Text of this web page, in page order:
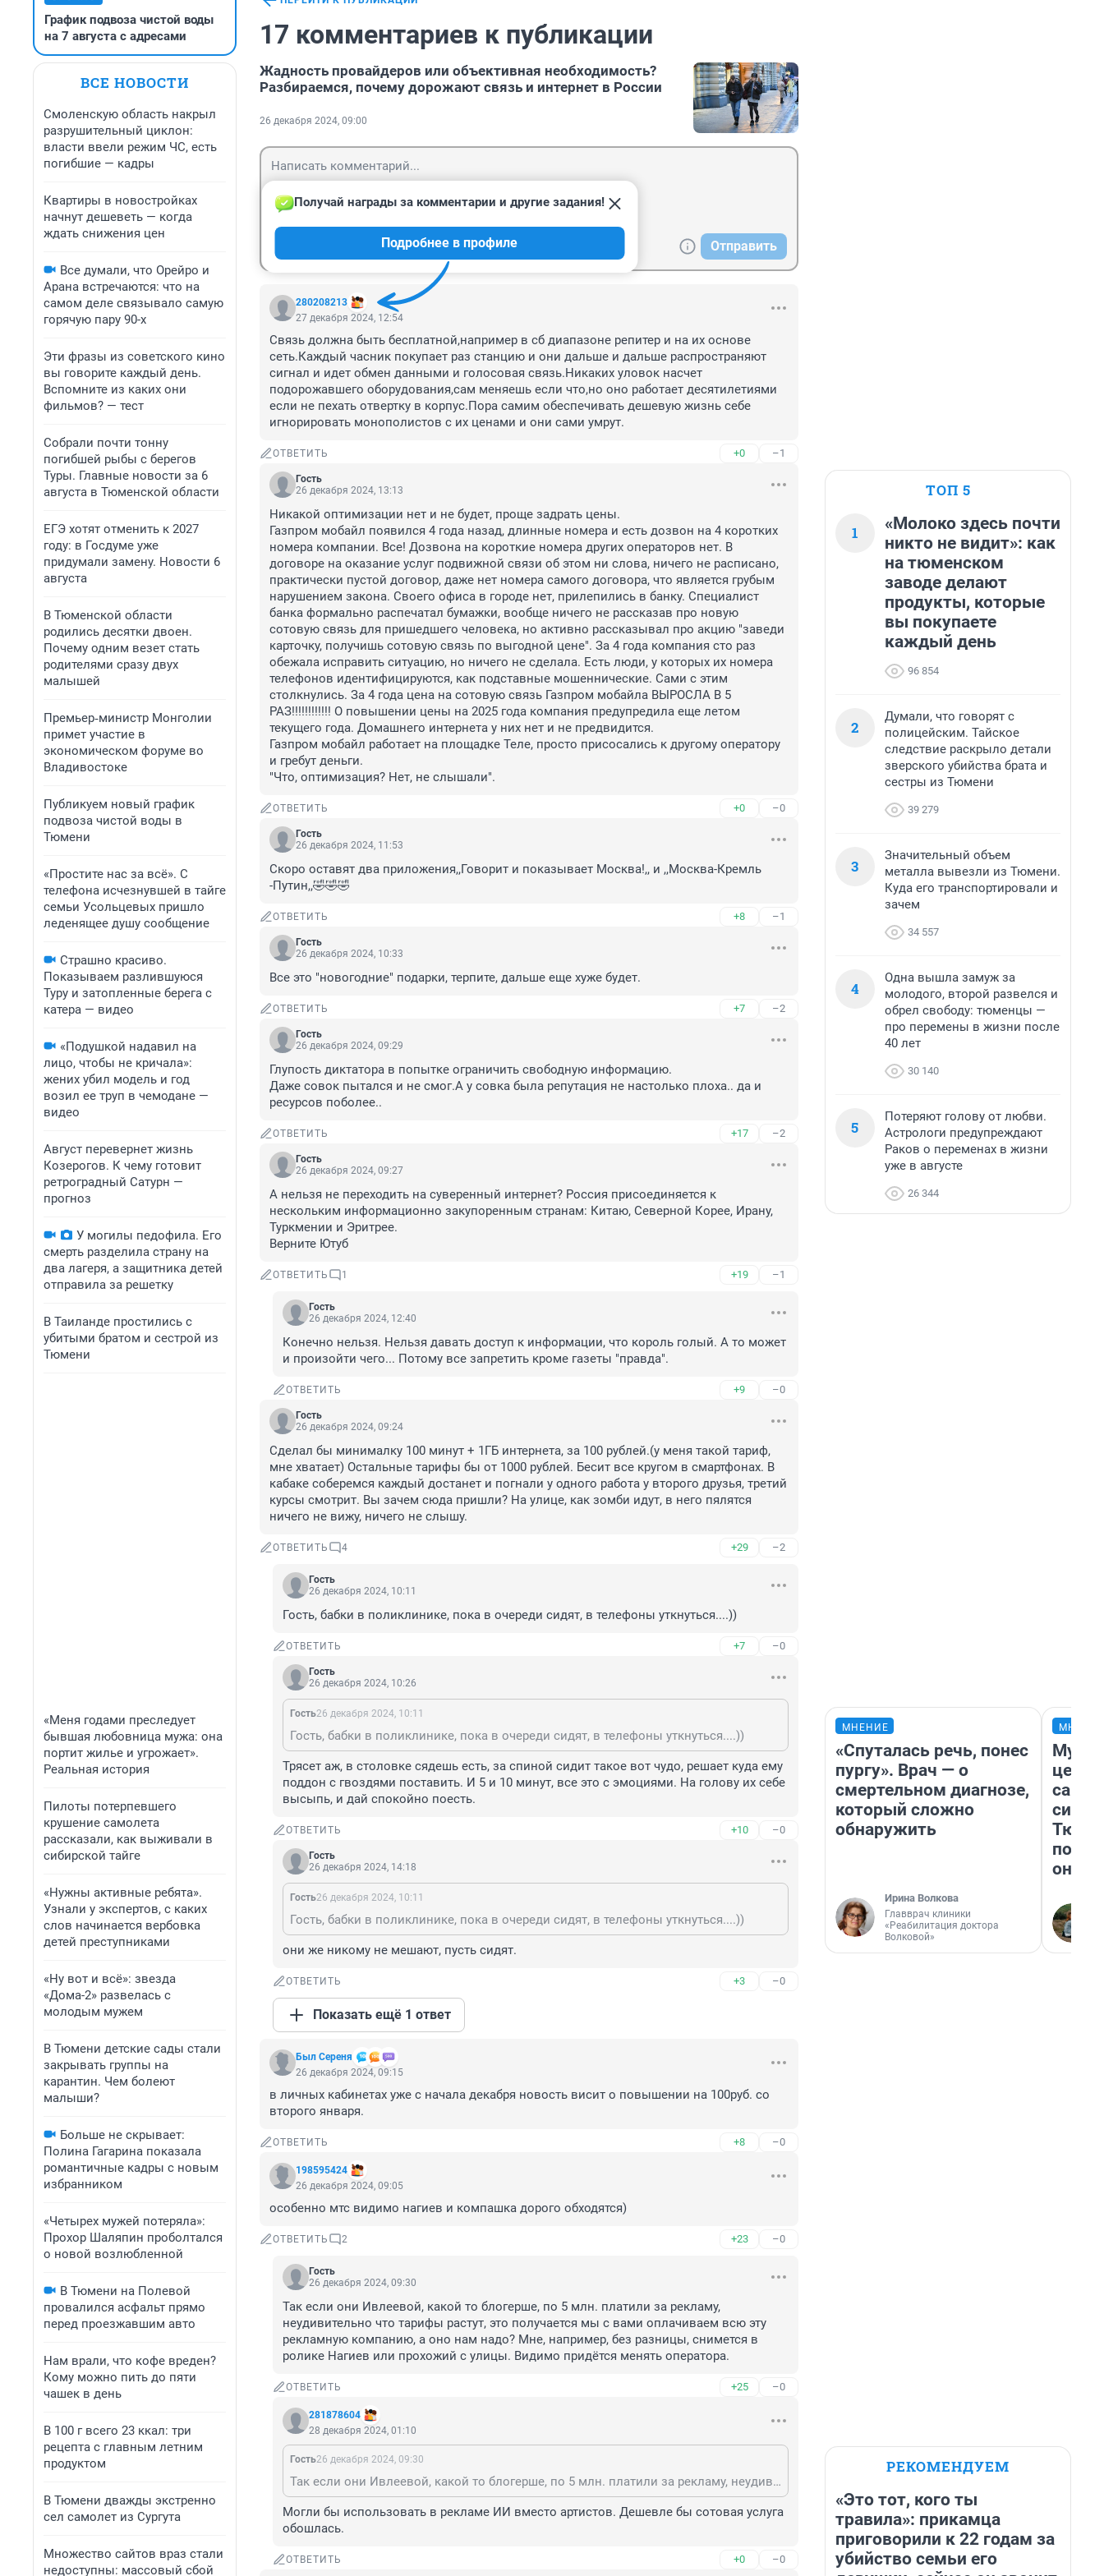
График подвоза чистой воды
на 7 августа с адресами
ВСЕ НОВОСТИ
Смоленскую область накрыл
разрушительный циклон:
власти ввели режим ЧС, есть
погибшие — кадры
Квартиры в новостройках
начнут дешеветь — когда
ждать снижения цен
Все думали, что Орейро и
Арана встречаются: что на
самом деле связывало самую
горячую пару 90-х
Эти фразы из советского кино
вы говорите каждый день.
Вспомните из каких они
фильмов? — тест
Собрали почти тонну
погибшей рыбы с берегов
Туры. Главные новости за 6
августа в Тюменской области
ЕГЭ хотят отменить к 2027
году: в Госдуме уже
придумали замену. Новости 6
августа
В Тюменской области
родились десятки двоен.
Почему одним везет стать
родителями сразу двух
малышей
Премьер‑министр Монголии
примет участие в
экономическом форуме во
Владивостоке
Публикуем новый график
подвоза чистой воды в
Тюмени
«Простите нас за всё». С
телефона исчезнувшей в тайге
семьи Усольцевых пришло
леденящее душу сообщение
Страшно красиво.
Показываем разлившуюся
Туру и затопленные берега с
катера — видео
«Подушкой надавил на
лицо, чтобы не кричала»:
жених убил модель и год
возил ее труп в чемодане —
видео
Август перевернет жизнь
Козерогов. К чему готовит
ретроградный Сатурн —
прогноз
У могилы педофила. Его
смерть разделила страну на
два лагеря, а защитника детей
отправила за решетку
В Таиланде простились с
убитыми братом и сестрой из
Тюмени
«Меня годами преследует
бывшая любовница мужа: она
портит жилье и угрожает».
Реальная история
Пилоты потерпевшего
крушение самолета
рассказали, как выживали в
сибирской тайге
«Нужны активные ребята».
Узнали у экспертов, с каких
слов начинается вербовка
детей преступниками
«Ну вот и всё»: звезда
«Дома-2» развелась с
молодым мужем
В Тюмени детские сады стали
закрывать группы на
карантин. Чем болеют
малыши?
Больше не скрывает:
Полина Гагарина показала
романтичные кадры с новым
избранником
«Четырех мужей потеряла»:
Прохор Шаляпин проболтался
о новой возлюбленной
В Тюмени на Полевой
провалился асфальт прямо
перед проезжавшим авто
Нам врали, что кофе вреден?
Кому можно пить до пяти
чашек в день
В 100 г всего 23 ккал: три
рецепта с главным летним
продуктом
В Тюмени дважды экстренно
сел самолет из Сургута
Множество сайтов враз стали
недоступны: массовый сбой
17 комментариев к публикации
Жадность провайдеров или объективная необходимость?
Разбираемся, почему дорожают связь и интернет в России
26 декабря 2024, 09:00
Отправить
280208213
Получай награды за комментарии и другие задания!
Подробнее в профиле
27 декабря 2024, 12:54
Связь должна быть бесплатной,например в сб диапазоне репитер и на их основе
сеть.Каждый часник покупает раз станцию и они дальше и дальше распространяют
сигнал и идет обмен данными и голосовая связь.Никаких уловок насчет
подорожавшего оборудования,сам меняешь если что,но оно работает десятилетиями
если не пехать отвертку в корпус.Пора самим обеспечивать дешевую жизнь себе
игнорировать монополистов с их ценами и они сами умрут.
ОТВЕТИТЬ +0 –1
Гость
26 декабря 2024, 13:13
Никакой оптимизации нет и не будет, проще задрать цены.
Газпром мобайл появился 4 года назад, длинные номера и есть дозвон на 4 коротких
номера компании. Все! Дозвона на короткие номера других операторов нет. В
договоре на оказание услуг подвижной связи об этом ни слова, ничего не расписано,
практически пустой договор, даже нет номера самого договора, что является грубым
нарушением закона. Своего офиса в городе нет, прилепились в банку. Специалист
банка формально распечатал бумажки, вообще ничего не рассказав про новую
сотовую связь для пришедшего человека, но активно рассказывал про акцию "заведи
карточку, получишь сотовую связь по выгодной цене". За 4 года компания сто раз
обежала исправить ситуацию, но ничего не сделала. Есть люди, у которых их номера
телефонов идентифицируются, как подставные мошеннические. Сами с этим
столкнулись. За 4 года цена на сотовую связь Газпром мобайла ВЫРОСЛА В 5
РАЗ!!!!!!!!!!!! О повышении цены на 2025 года компания предупредила еще летом
текущего года. Домашнего интернета у них нет и не предвидится.
Газпром мобайл работает на площадке Теле, просто присосались к другому оператору
и гребут деньги.
"Что, оптимизация? Нет, не слышали".
ОТВЕТИТЬ +0 –0
Гость
26 декабря 2024, 11:53
Скоро оставят два приложения,,Говорит и показывает Москва!,, и ,,Москва-Кремль
-Путин,,🤣🤣🤣
ОТВЕТИТЬ +8 –1
Гость
26 декабря 2024, 10:33
Все это "новогодние" подарки, терпите, дальше еще хуже будет.
ОТВЕТИТЬ +7 –2
Гость
26 декабря 2024, 09:29
Глупость диктатора в попытке ограничить свободную информацию.
Даже совок пытался и не смог.А у совка была репутация не настолько плоха.. да и
ресурсов поболее..
ОТВЕТИТЬ +17 –2
Гость
26 декабря 2024, 09:27
А нельзя не переходить на суверенный интернет? Россия присоединяется к
нескольким информационно закупоренным странам: Китаю, Северной Корее, Ирану,
Туркмении и Эритрее.
Верните Ютуб
ОТВЕТИТЬ 1 +19 –1
Гость
26 декабря 2024, 12:40
Конечно нельзя. Нельзя давать доступ к информации, что король голый. А то может
и произойти чего... Потому все запретить кроме газеты "правда".
ОТВЕТИТЬ +9 –0
Гость
26 декабря 2024, 09:24
Сделал бы минималку 100 минут + 1ГБ интернета, за 100 рублей.(у меня такой тариф,
мне хватает) Остальные тарифы бы от 1000 рублей. Бесит все кругом в смартфонах. В
кабаке соберемся каждый достанет и погнали у одного работа у второго друзья, третий
курсы смотрит. Вы зачем сюда пришли? На улице, как зомби идут, в него пялятся
ничего не вижу, ничего не слышу.
ОТВЕТИТЬ 4 +29 –2
Гость
26 декабря 2024, 10:11
Гость, бабки в поликлинике, пока в очереди сидят, в телефоны уткнуться....))
ОТВЕТИТЬ +7 –0
Гость
26 декабря 2024, 10:26
Гость26 декабря 2024, 10:11
Гость, бабки в поликлинике, пока в очереди сидят, в телефоны уткнуться....))
Трясет аж, в столовке сядешь есть, за спиной сидит такое вот чудо, решает куда ему
поддон с гвоздями поставить. И 5 и 10 минут, все это с эмоциями. На голову их себе
высыпь, и дай спокойно поесть.
ОТВЕТИТЬ +10 –0
Гость
26 декабря 2024, 14:18
Гость26 декабря 2024, 10:11
Гость, бабки в поликлинике, пока в очереди сидят, в телефоны уткнуться....))
они же никому не мешают, пусть сидят.
ОТВЕТИТЬ +3 –0
Показать ещё 1 ответ
Был Сереня
26 декабря 2024, 09:15
в личных кабинетах уже с начала декабря новость висит о повышении на 100руб. со
второго января.
ОТВЕТИТЬ +8 –0
198595424
26 декабря 2024, 09:05
особенно мтс видимо нагиев и компашка дорого обходятся)
ОТВЕТИТЬ 2 +23 –0
Гость
26 декабря 2024, 09:30
Так если они Ивлеевой, какой то блогерше, по 5 млн. платили за рекламу,
неудивительно что тарифы растут, это получается мы с вами оплачиваем всю эту
рекламную компанию, а оно нам надо? Мне, например, без разницы, снимется в
ролике Нагиев или прохожий с улицы. Видимо придётся менять оператора.
ОТВЕТИТЬ +25 –0
281878604
28 декабря 2024, 01:10
Гость26 декабря 2024, 09:30
Так если они Ивлеевой, какой то блогерше, по 5 млн. платили за рекламу, неудивительно что тарифы растут, это получается мы с вами оплачиваем всю эту рекламную компанию, а оно нам надо? Мне, например, без разницы, снимется в ролике Нагиев или прохожий с улицы. Видимо придётся менять оператора.
Могли бы использовать в рекламе ИИ вместо артистов. Дешевле бы сотовая услуга
обошлась.
ОТВЕТИТЬ +0 –0
ТОП 5
1
«Молоко здесь почти
никто не видит»: как
на тюменском
заводе делают
продукты, которые
вы покупаете
каждый день
96 854
2
Думали, что говорят с
полицейским. Тайское
следствие раскрыло детали
зверского убийства брата и
сестры из Тюмени
39 279
3
Значительный объем
металла вывезли из Тюмени.
Куда его транспортировали и
зачем
34 557
4
Одна вышла замуж за
молодого, второй развелся и
обрел свободу: тюменцы —
про перемены в жизни после
40 лет
30 140
5
Потеряют голову от любви.
Астрологи предупреждают
Раков о переменах в жизни
уже в августе
26 344
МНЕНИЕ
«Спуталась речь, понес
пургу». Врач — о
смертельном диагнозе,
который сложно
обнаружить
Ирина Волкова
Главврач клиники
«Реабилитация доктора
Волковой»
они
РЕКОМЕНДУЕМ
«Это тот, кого ты
травила»: прикамца
приговорили к 22 годам за
убийство семьи его